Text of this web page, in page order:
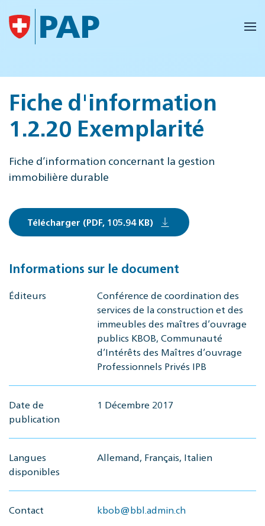
Accéder au contenu principal
Fiche d'information
1.2.20 Exemplarité
Fiche d’information concernant la gestion
immobilière durable
Télécharger (PDF, 105.94 KB)
Informations sur le document
Éditeurs
Conférence de coordination des
services de la construction et des
immeubles des maîtres d’ouvrage
publics KBOB, Communauté
d’Intérêts des Maîtres d’ouvrage
Professionnels Privés IPB
Date de
publication
1 Décembre 2017
Langues
disponibles
Allemand, Français, Italien
Contact kbob@bbl.admin.ch